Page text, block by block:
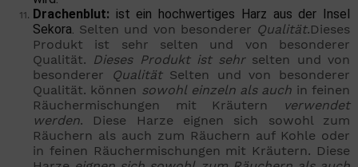
Drachenblut: ist ein hochwertiges Harz aus der Insel
Sekora. Selten und von besonderer Qualität.Dieses
Produkt ist sehr selten und von besonderer
Qualität. Dieses Produkt ist sehr selten und von
besonderer
Qualität Selten und von besonderer
Qualität. können sowohl einzeln als auch in feinen
Räuchermischungen mit Kräutern verwendet
werden. Diese Harze eignen sich sowohl zum
Räuchern als auch zum Räuchern auf Kohle oder
in feinen Räuchermischungen mit Kräutern. Diese